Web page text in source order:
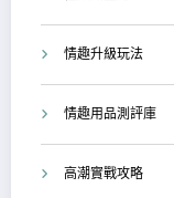
情趣升級玩法
情趣用品測評庫
高潮實戰攻略